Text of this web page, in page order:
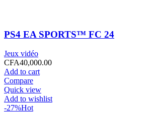
PS4 EA SPORTS™ FC 24
Jeux vidéo
CFA40,000.00
Add to cart
Compare
Quick view
Add to wishlist
-27%Hot